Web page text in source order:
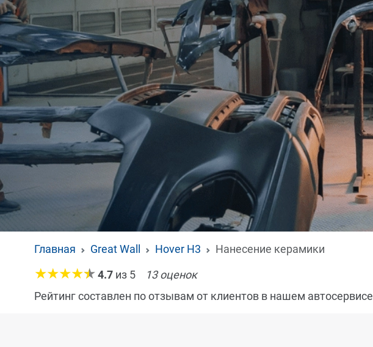
Главная Great Wall Hover H3
Нанесение керамики
4.7 из 5 13оценок
Рейтинг составлен по отзывам от клиентов в нашем автосервисе